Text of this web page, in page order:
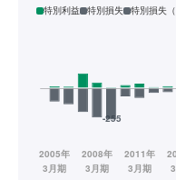
特別利益 特別損失 特別損失（